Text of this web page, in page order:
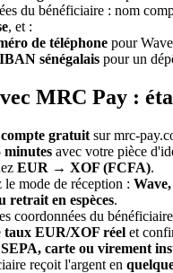
du bénéficiaire : nom
, et :
de téléphone pour
IBAN sénégalais pour un
MRC Pay :
gratuit sur mrc-
minutes avec votre pièce
EUR → XOF (FCFA).
le mode de réception :
retrait en espèces.
coordonnées du
taux EUR/XOF réel et
SEPA, carte ou virement
reçoit l'argent en